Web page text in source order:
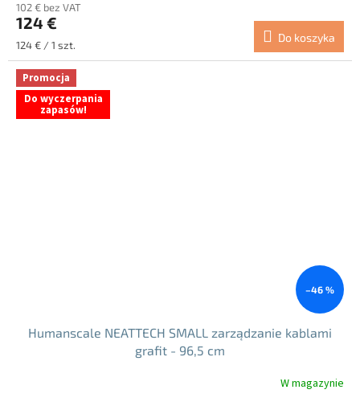
produktu
wynosi
5.0
5
gwiazdek.
102 € bez VAT
124 €
Cena
jednostkowa:
124 € / 1 szt.
Do koszyka
Promocja
Do wyczerpania
zapasów!
–46 %
Humanscale NEATTECH SMALL zarządzanie kablami
grafit - 96,5 cm
W magazynie